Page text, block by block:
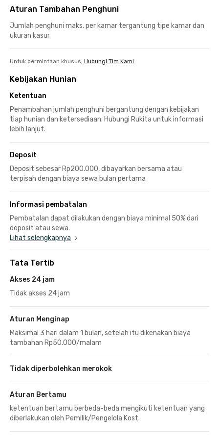
Aturan Tambahan Penghuni
Jumlah penghuni maks. per kamar tergantung tipe kamar dan
ukuran kasur
Untuk permintaan khusus, Hubungi Tim Kami
Kebijakan Hunian
Ketentuan
Penambahan jumlah penghuni bergantung dengan kebijakan
tiap hunian dan ketersediaan. Hubungi Rukita untuk informasi
lebih lanjut.
Deposit
Deposit sebesar Rp200.000, dibayarkan bersama atau
terpisah dengan biaya sewa bulan pertama
Informasi pembatalan
Pembatalan dapat dilakukan dengan biaya minimal 50% dari
deposit atau sewa.
Lihat selengkapnya
Tata Tertib
Akses 24 jam
Tidak akses 24 jam
Aturan Menginap
Maksimal 3 hari dalam 1 bulan, setelah itu dikenakan biaya
tambahan Rp50.000/malam
Tidak diperbolehkan merokok
Aturan Bertamu
ketentuan bertamu berbeda-beda mengikuti ketentuan yang
diberlakukan oleh Pemilik/Pengelola Kost.